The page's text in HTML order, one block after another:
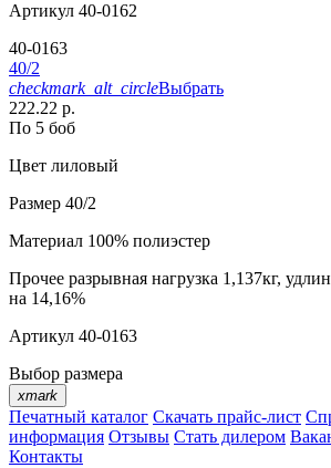
Артикул 40-0162
40-0163
40/2
checkmark_alt_circleВыбрать
222.22 р.
По 5 боб
Цвет лиловый
Размер 40/2
Материал 100% полиэстер
Прочее разрывная нагрузка 1,137кг,
на 14,16%
Артикул 40-0163
Выбор размера
xmark
Печатный каталог Скачать прайс-лист
информация Отзывы Стать дилером
Контакты